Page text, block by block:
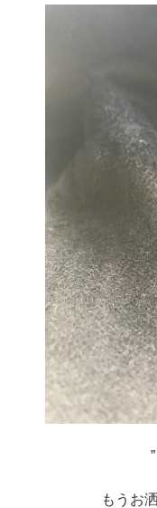
もうお